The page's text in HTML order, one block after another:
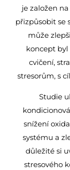
je založen
přizpůsobit se
může
koncept byl
cvičení,
stresorům, s
Studie
snížení
systému a
důležité si
stresového